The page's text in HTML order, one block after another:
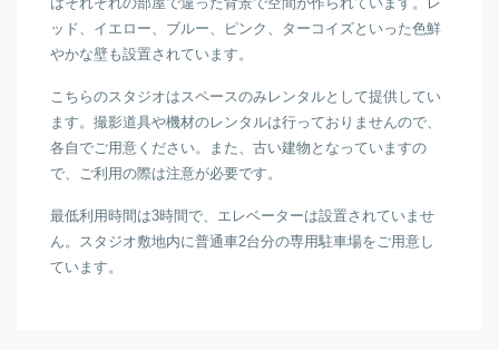
ッド、イエロー、ブルー、ピンク、ターコイズといった色鮮
やかな壁も設置されています。
こちらのスタジオはスペースのみレンタルとして提供してい
ます。撮影道具や機材のレンタルは行っておりませんので、
各自でご用意ください。また、古い建物となっていますの
で、ご利用の際は注意が必要です。
最低利用時間は3時間で、エレベーターは設置されていませ
ん。スタジオ敷地内に普通車2台分の専用駐車場をご用意し
ています。